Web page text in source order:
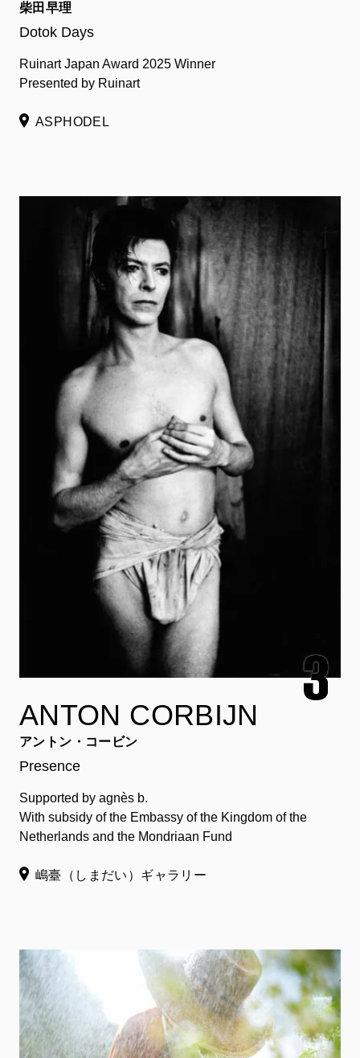
柴田早理
Dotok Days
Ruinart Japan Award 2025 Winner
Presented by Ruinart
ASPHODEL
ANTON CORBIJN
アントン・コービン
Presence
Supported by agnès b.
With subsidy of the Embassy of the Kingdom of the
Netherlands and the Mondriaan Fund
嶋臺（しまだい）ギャラリー